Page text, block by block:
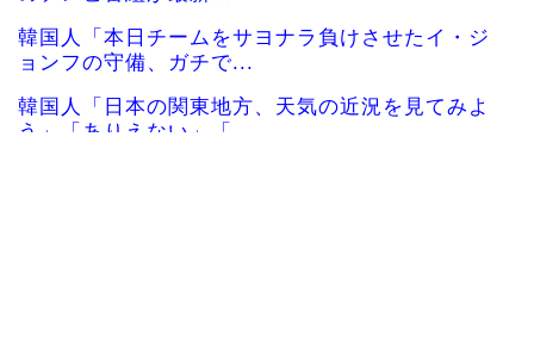
韓国人「本日チームをサヨナラ負けさせたイ・ジ
ョンフの守備、ガチで...
韓国人「日本の関東地方、天気の近況を見てみよ
う」「ありえない」「...